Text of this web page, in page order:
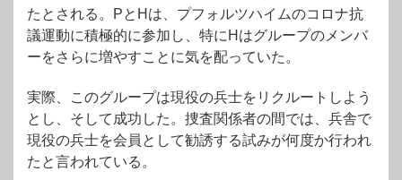
たとされる。PとHは、プフォルツハイムのコロナ抗
議運動に積極的に参加し、特にHはグループのメンバ
ーをさらに増やすことに気を配っていた。
実際、このグループは現役の兵士をリクルートしよう
とし、そして成功した。捜査関係者の間では、兵舎で
現役の兵士を会員として勧誘する試みが何度か行われ
たと言われている。